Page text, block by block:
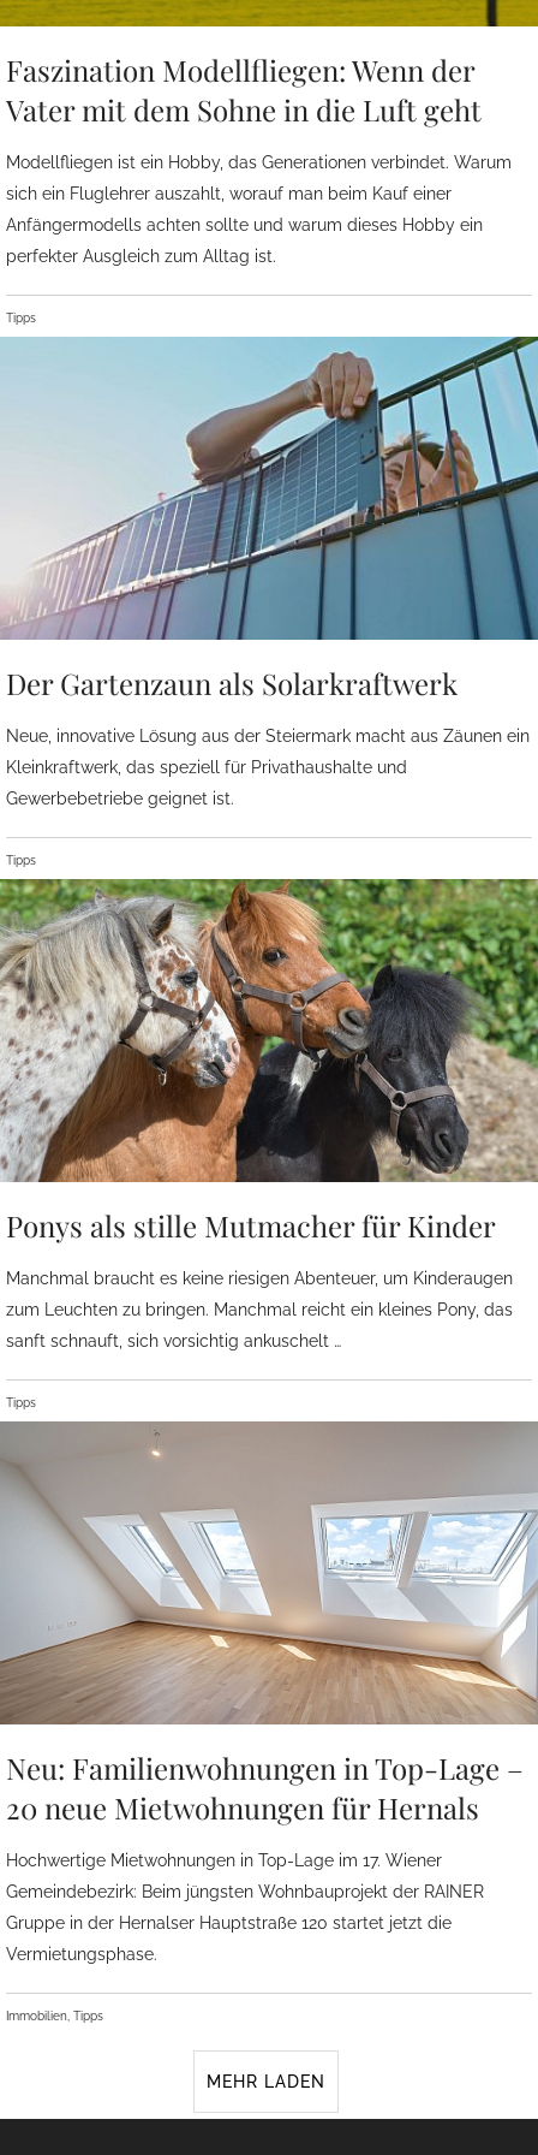
Faszination Modellfliegen: Wenn der
Vater mit dem Sohne in die Luft geht
Modellfliegen ist ein Hobby, das Generationen verbindet. Warum
sich ein Fluglehrer auszahlt, worauf man beim Kauf einer
Anfängermodells achten sollte und warum dieses Hobby ein
perfekter Ausgleich zum Alltag ist.
Tipps
Der Gartenzaun als Solarkraftwerk
Neue, innovative Lösung aus der Steiermark macht aus Zäunen ein
Kleinkraftwerk, das speziell für Privathaushalte und
Gewerbebetriebe geignet ist.
Tipps
Ponys als stille Mutmacher für Kinder
Manchmal braucht es keine riesigen Abenteuer, um Kinderaugen
zum Leuchten zu bringen. Manchmal reicht ein kleines Pony, das
sanft schnauft, sich vorsichtig ankuschelt …
Tipps
Neu: Familienwohnungen in Top-Lage –
20 neue Mietwohnungen für Hernals
Hochwertige Mietwohnungen in Top-Lage im 17. Wiener
Gemeindebezirk: Beim jüngsten Wohnbauprojekt der RAINER
Gruppe in der Hernalser Hauptstraße 120 startet jetzt die
Vermietungsphase.
Immobilien, Tipps
MEHR LADEN